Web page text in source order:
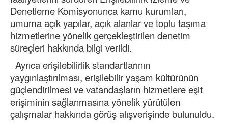
Denetleme Komisyonunca kamu kurumları,
umuma açık yapılar, açık alanlar ve toplu taşıma
hizmetlerine yönelik gerçekleştirilen denetim
süreçleri hakkında bilgi verildi.
Ayrıca erişilebilirlik standartlarının
yaygınlaştırılması, erişilebilir yaşam kültürünün
güçlendirilmesi ve vatandaşların hizmetlere eşit
erişiminin sağlanmasına yönelik yürütülen
çalışmalar hakkında görüş alışverişinde bulunuldu.